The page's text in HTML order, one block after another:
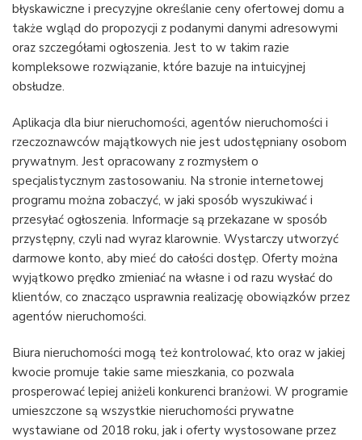
błyskawiczne i precyzyjne określanie ceny ofertowej domu a
także wgląd do propozycji z podanymi danymi adresowymi
oraz szczegółami ogłoszenia. Jest to w takim razie
kompleksowe rozwiązanie, które bazuje na intuicyjnej
obsłudze.
Aplikacja dla biur nieruchomości, agentów nieruchomości i
rzeczoznawców majątkowych nie jest udostępniany osobom
prywatnym. Jest opracowany z rozmysłem o
specjalistycznym zastosowaniu. Na stronie internetowej
programu można zobaczyć, w jaki sposób wyszukiwać i
przesyłać ogłoszenia. Informacje są przekazane w sposób
przystępny, czyli nad wyraz klarownie. Wystarczy utworzyć
darmowe konto, aby mieć do całości dostęp. Oferty można
wyjątkowo prędko zmieniać na własne i od razu wysłać do
klientów, co znacząco usprawnia realizację obowiązków przez
agentów nieruchomości.
Biura nieruchomości mogą też kontrolować, kto oraz w jakiej
kwocie promuje takie same mieszkania, co pozwala
prosperować lepiej aniżeli konkurenci branżowi. W programie
umieszczone są wszystkie nieruchomości prywatne
wystawiane od 2018 roku, jak i oferty wystosowane przez